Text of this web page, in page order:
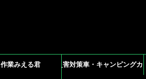
作業みえる君 災害対策車・キャンピングカー